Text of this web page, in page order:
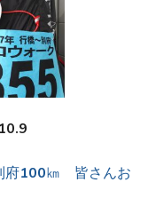
府100㎞ 皆さんお